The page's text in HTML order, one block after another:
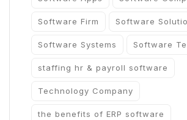
Software Firm Software
Software Systems Software
staffing hr & payroll software
Technology Company
the benefits of ERP software